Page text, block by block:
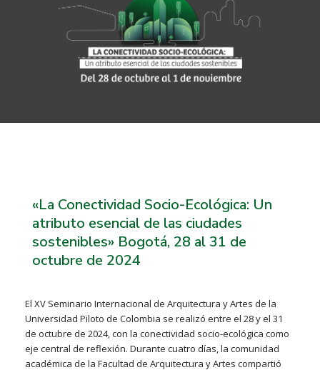
«La Conectividad Socio-Ecológica: Un
atributo esencial de las ciudades
sostenibles» Bogotá, 28 al 31 de
octubre de 2024
El XV Seminario Internacional de Arquitectura y Artes de la
Universidad Piloto de Colombia se realizó entre el 28 y el 31
de octubre de 2024, con la conectividad socio-ecológica como
eje central de reflexión. Durante cuatro días, la comunidad
académica de la Facultad de Arquitectura y Artes compartió